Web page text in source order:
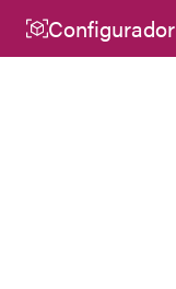
Configurador